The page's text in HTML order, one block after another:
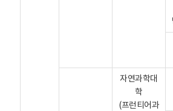
자연과학대
학
(프런티어과